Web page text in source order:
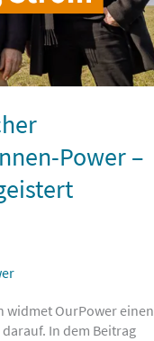
Power –
widmet OurPower einen
In dem Beitrag